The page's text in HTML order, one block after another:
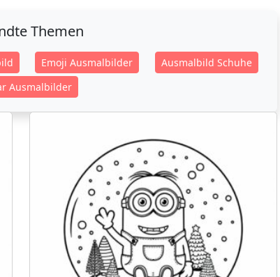
Themen
Emoji Ausmalbilder
Ausmalbild Schuhe
Ausmalbilder